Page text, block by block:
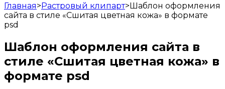
Главная>Растровый клипарт>Шаблон оформления
сайта в стиле «Сшитая цветная кожа» в формате
psd
Шаблон оформления сайта в
стиле «Сшитая цветная кожа» в
формате psd